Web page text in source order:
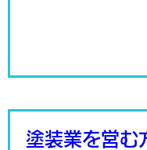
塗装業を営む